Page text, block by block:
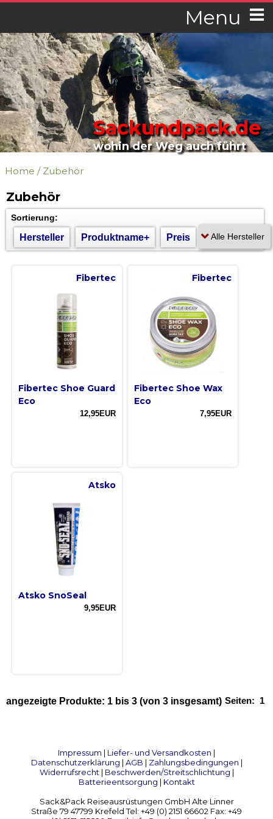
Menu
Sackundpack.de
wohin der Weg auch führt
Home / Zubehör
Zubehör
Sortierung:
Hersteller Produktname+ Preis
Fibertec
Fibertec Shoe Guard
Eco
12,95EUR
Fibertec
Fibertec Shoe Wax
Eco
7,95EUR
Atsko
Atsko SnoSeal
9,95EUR
Seiten: 1
angezeigte Produkte: 1 bis 3 (von 3 insgesamt)
Impressum | Liefer- und Versandkosten |
Datenschutzerklärung | AGB | Zahlungsbedingungen |
Widerrufsrecht| Beschwerden/Streitschlichtung |
Batterieentsorgung | Kontakt
Sack&Pack Reiseausrüstungen GmbH Alte Linner
Straße 79 47799 Krefeld Tel: +49 (0) 2151 66602 Fax: +49